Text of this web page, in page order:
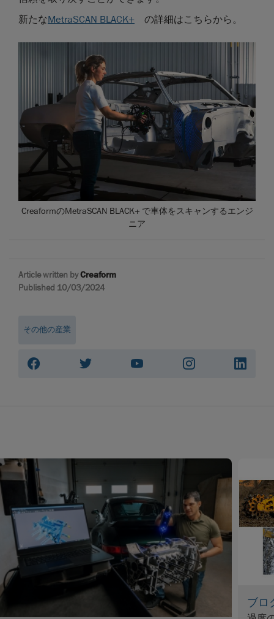
新たなMetraSCAN BLACK+ の詳細はこちらから。
CreaformのMetraSCAN BLACK+ で車体をスキャンするエンジ
ニア
Article written byCreaform
Published 10/03/2024
その他の産業
ブロ